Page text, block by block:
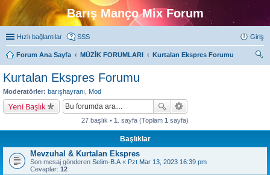
Barış Manço Mix Forum
Hızlı bağlantılar SSS Giriş
Forum Ana Sayfa MÜZİK FORUMLARI
Kurtalan Ekspres Forumu
Kurtalan Ekspres Forumu
Moderatörler: barışhayranı Mod
Yeni Başlık
27 başlık • 1 . sayfa (Toplam 1 sayfa)
Başlıklar
Mevzuhal & Kurtalan Ekspres
Son mesaj gönderen Selim-B.A « Pzt Mar 13, 2023 16:39 pm
Cevaplar: 12